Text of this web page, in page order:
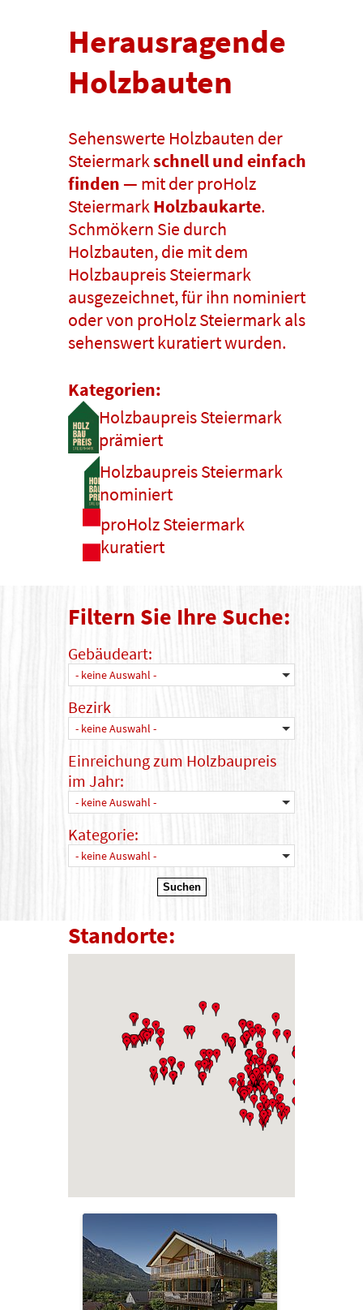
Herausragende
Holzbauten
Sehenswerte Holzbauten der
Steiermarkschnell und einfach
finden— mit der proHolz
SteiermarkHolzbaukarte.
Schmökern Sie durch
Holzbauten, die mit dem
Holzbaupreis Steiermark
ausgezeichnet, für ihn nominiert
oder von proHolz Steiermark als
sehenswert kuratiert wurden.
Kategorien:
Holzbaupreis Steiermark
prämiert
Holzbaupreis Steiermark
nominiert
proHolz Steiermark
kuratiert
Filtern Sie Ihre Suche:
Gebäudeart:
- keine Auswahl -
Bezirk
- keine Auswahl -
Einreichung zum Holzbaupreis
im Jahr:
- keine Auswahl -
Kategorie:
- keine Auswahl -
Standorte: